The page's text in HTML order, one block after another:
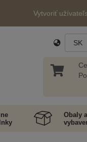
Vytvoriť
SK
Obaly a